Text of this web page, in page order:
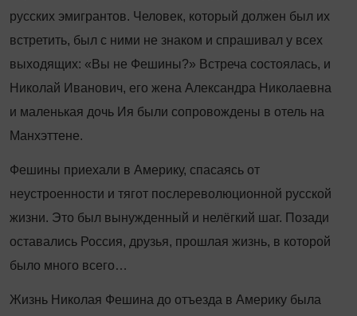
русских эмигрантов. Человек, который должен был их
встретить, был с ними не знаком и спрашивал у всех
выходящих: «Вы не Фешины?» Встреча состоялась, и
Николай Иванович, его жена Александра Николаевна
и маленькая дочь Ия были сопровождены в отель на
Манхэттене.
Фешины приехали в Америку, спасаясь от
неустроенности и тягот послереволюционной русской
жизни. Это был вынужденный и нелёгкий шаг. Позади
оставались Россия, друзья, прошлая жизнь, в которой
было много всего…
Жизнь Николая Фешина до отъезда в Америку была